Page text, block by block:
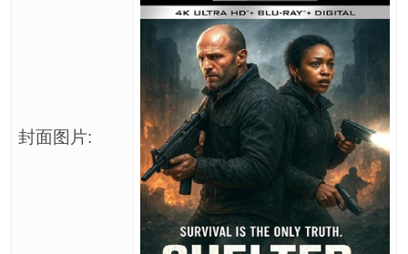
封面图片: